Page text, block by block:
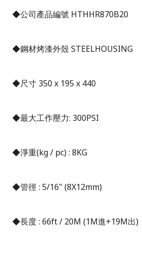
◆公司產品編號 HTHHR870B20
◆鋼材烤漆外殼STEELHOUSING
◆尺寸 350 x 195 x 440
◆最大工作壓力: 300PSI
◆淨重(kg / pc) : 8KG
◆管徑 : 5/16" (8X12mm)
◆長度: 66ft / 20M (1M進+19M出)